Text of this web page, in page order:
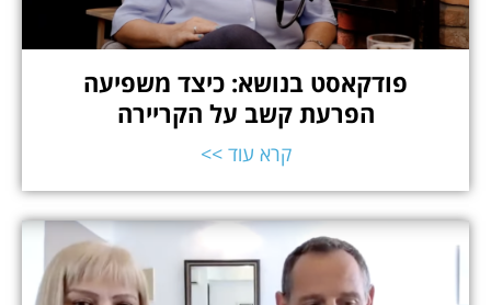
פודקאסט בנושא: כיצד משפיעה
הפרעת קשב על הקריירה​
קרא עוד >>